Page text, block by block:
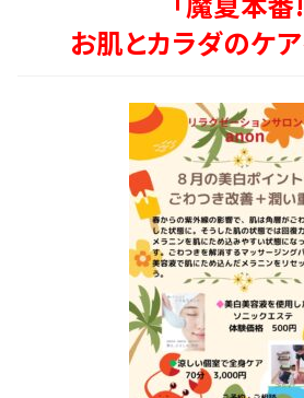
お肌とカラダのケア